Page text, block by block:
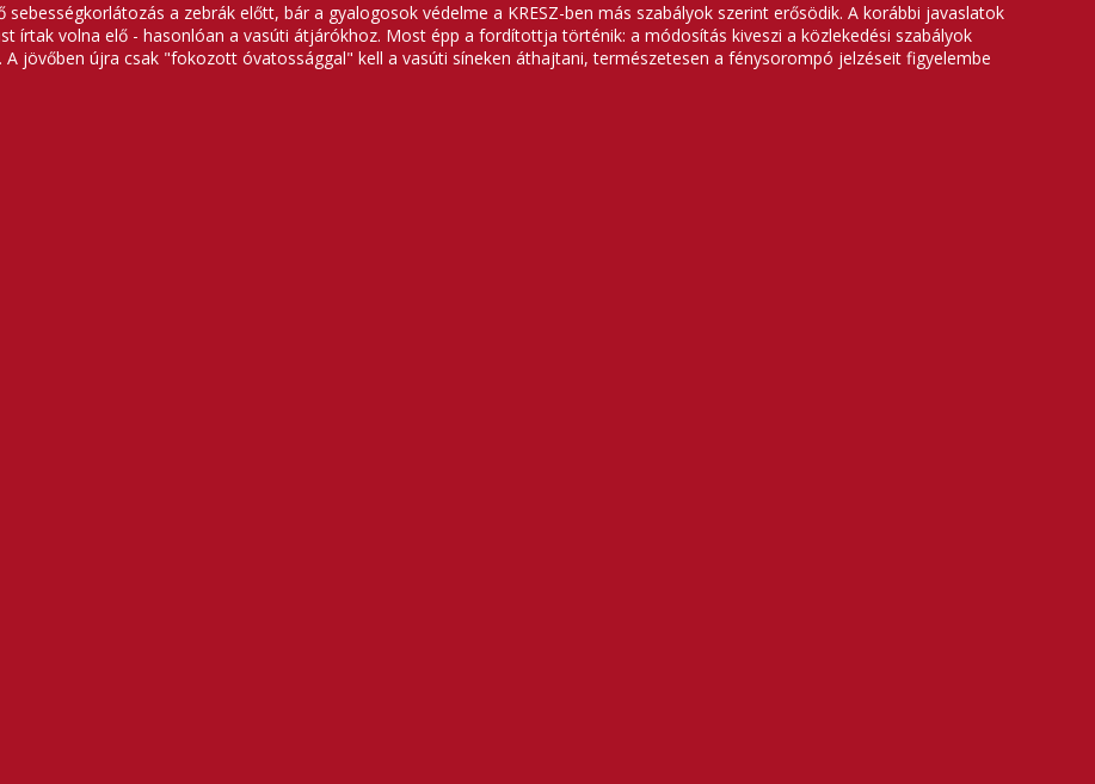
a zebrák előtt, bár a gyalogosok védelme a KRESZ-ben más szabályok szerint erősödik. A korábbi javaslatok
írtak volna elő - hasonlóan a vasúti átjárókhoz. Most épp a fordítottja történik: a módosítás kiveszi a közlekedési szabályok
jövőben újra csak "fokozott óvatossággal" kell a vasúti síneken áthajtani, természetesen a fénysorompó jelzéseit figyelembe